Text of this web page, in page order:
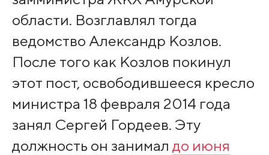
области. Возглавлял тогда
ведомство Александр Козлов.
После того как Козлов покинул
этот пост, освободившееся кресло
министра 18 февраля 2014 года
занял Сергей Гордеев. Эту
должность он занимал до июня